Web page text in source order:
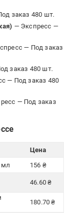
заказ 480 шт.
— Экспресс —
— Под заказ
заказ 480 шт.
— Под заказ 480
— Под заказ
Цена
мл
156 ₴
46.60 ₴
180.70 ₴